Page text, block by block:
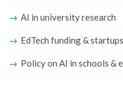
AI in university research
EdTech funding & startups
Policy on AI in schools &